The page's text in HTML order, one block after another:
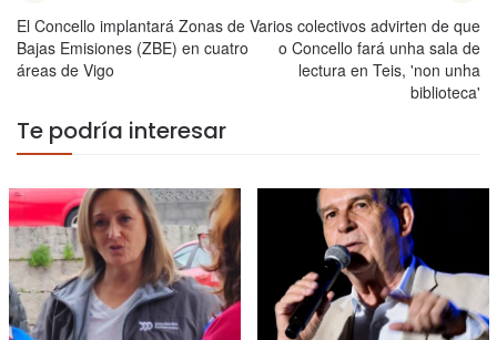
El Concello implantará Zonas de
Bajas Emisiones (ZBE) en cuatro
áreas de Vigo
Varios colectivos advirten de que
o Concello fará unha sala de
lectura en Teis, 'non unha
biblioteca'
Te podría interesar